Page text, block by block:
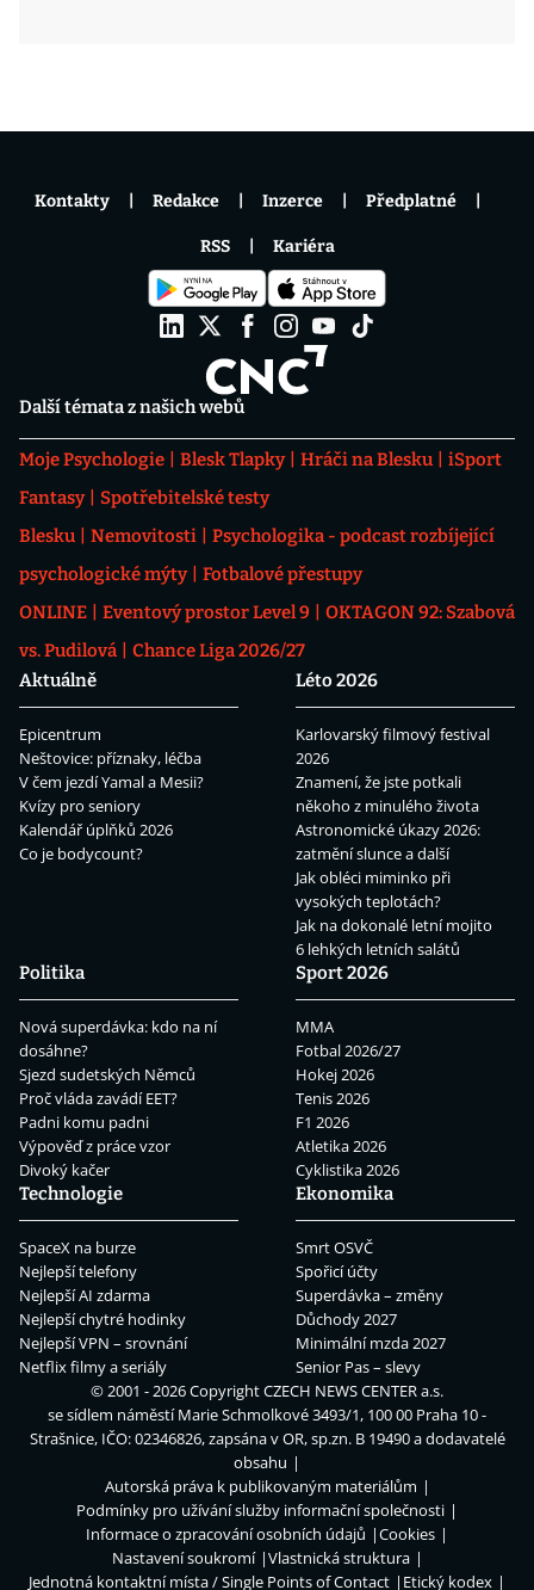
Další témata z našich webů
Moje Psychologie Blesk Tlapky Hráči na Blesku
iSport
Fantasy
Spotřebitelské testy
Blesku
Nemovitosti
Psychologika - podcast rozbíjející
psychologické mýty
Fotbalové přestupy
ONLINE
Eventový prostor Level 9
OKTAGON 92: Szabová
vs. Pudilová
Chance Liga 2026/27
Aktuálně
Epicentrum
Neštovice: příznaky, léčba
V čem jezdí Yamal a Mesii?
Kvízy pro seniory
Kalendář úplňků 2026
Co je bodycount?
Léto 2026
Karlovarský filmový festival
2026
Znamení, že jste potkali
někoho z minulého života
Astronomické úkazy 2026:
zatmění slunce a další
Jak obléci miminko při
vysokých teplotách?
Jak na dokonalé letní mojito
6 lehkých letních salátů
Politika
Nová superdávka: kdo na ní
dosáhne?
Sjezd sudetských Němců
Proč vláda zavádí EET?
Padni komu padni
Výpověď z práce vzor
Divoký kačer
Sport 2026
MMA
Fotbal 2026/27
Hokej 2026
Tenis 2026
F1 2026
Atletika 2026
Cyklistika 2026
Technologie
SpaceX na burze
Nejlepší telefony
Nejlepší AI zdarma
Nejlepší chytré hodinky
Nejlepší VPN – srovnání
Netflix filmy a seriály
Ekonomika
Smrt OSVČ
Spořicí účty
Superdávka – změny
Důchody 2027
Minimální mzda 2027
Senior Pas – slevy
Kontakty Redakce Inzerce Předplatné
RSS Kariéra
© 2001 - 2026 CopyrightCZECH NEWS CENTER a.s.
se sídlem náměstí Marie Schmolkové 3493/1, 100 00 Praha 10 -
Strašnice, IČO: 02346826, zapsána v OR, sp.zn. B 19490 a dodavatelé
obsahu
Autorská práva k publikovaným materiálům
Podmínky pro užívání služby informační společnosti
Informace o zpracování osobních údajů
Cookies
Nastavení soukromí
Vlastnická struktura
Jednotná kontaktní místa / Single Points of Contact
Etický kodex